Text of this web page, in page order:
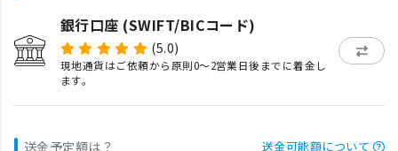
銀行口座 (SWIFT/BICコード)
(5.0)
現地通貨はご依頼から原則0〜2営業日後までに着金し
ます。
送金予定額は？ 送金可能額について